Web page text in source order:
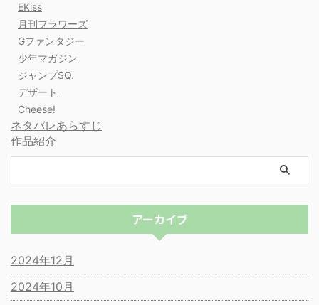
EKiss
月刊フラワーズ
Gファンタジー
少年マガジン
ジャンプSQ.
デザート
Cheese!
ネタバレあらすじ
作品紹介
アーカイブ
2024年12月
2024年10月